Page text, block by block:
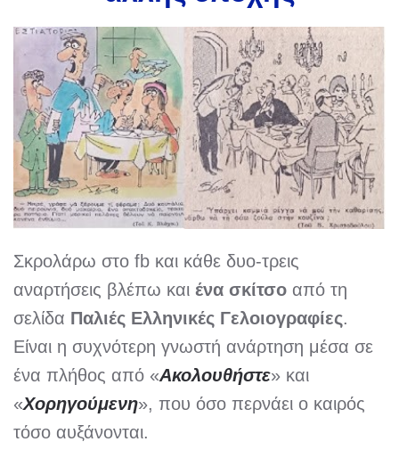
Σκρολάρω στο fb και κάθε δυο-τρεις
αναρτήσεις βλέπω και ένα σκίτσο από τη
σελίδα Παλιές Ελληνικές Γελοιογραφίες.
Είναι η συχνότερη γνωστή ανάρτηση μέσα σε
ένα πλήθος από «Ακολουθήστε» και
«Χορηγούμενη», που όσο περνάει ο καιρός
τόσο αυξάνονται.